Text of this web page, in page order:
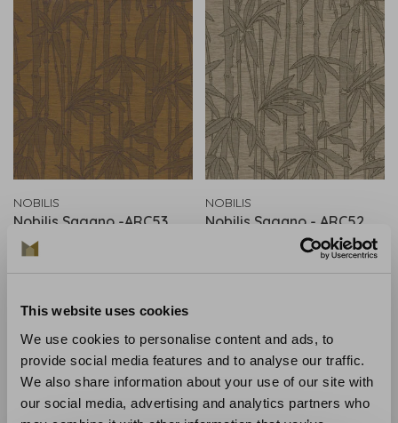
This website uses cookies
We use cookies to personalise content and ads, to
provide social media features and to analyse our traffic.
We also share information about your use of our site with
our social media, advertising and analytics partners who
NOBILIS
Nobilis Sagano -ARC53
€242,00
NOBILIS
Nobilis Sagano - ARC52